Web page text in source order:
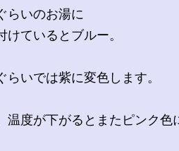
らいのお湯に
けているとブルー。
らいでは紫に変色します。
温度が下がるとまたピンク色